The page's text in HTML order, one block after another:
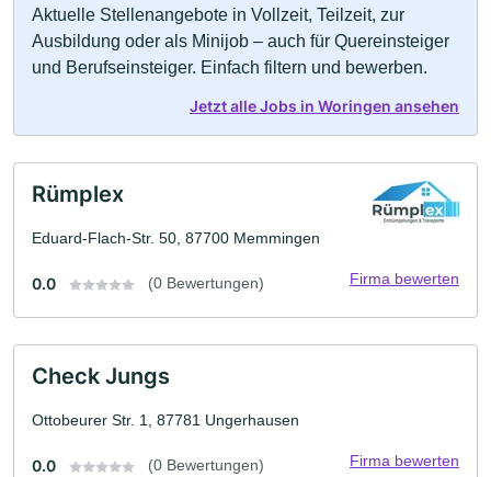
Aktuelle Stellenangebote in Vollzeit, Teilzeit, zur
Ausbildung oder als Minijob – auch für Quereinsteiger
und Berufseinsteiger. Einfach filtern und bewerben.
Jetzt alle Jobs in Woringen ansehen
Rümplex
Eduard-Flach-Str. 50, 87700 Memmingen
0.0 (0 Bewertungen) Firma bewerten
Check Jungs
Ottobeurer Str. 1, 87781 Ungerhausen
0.0 (0 Bewertungen) Firma bewerten